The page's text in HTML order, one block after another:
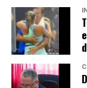
Actualmente,
realizando
distintos medios
una fecha exacta
se administra el